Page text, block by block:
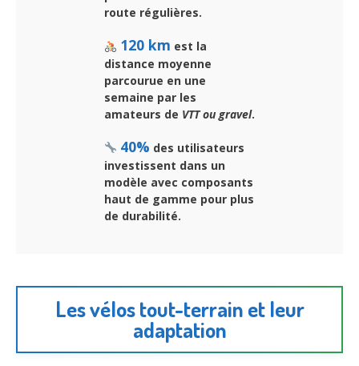
route régulières.
120 km est la
distance moyenne
parcourue en une
semaine par les
amateurs de VTT ou gravel.
40% des utilisateurs
investissent dans un
modèle avec composants
haut de gamme pour plus
de durabilité.
Les vélos tout-terrain et leur
adaptation